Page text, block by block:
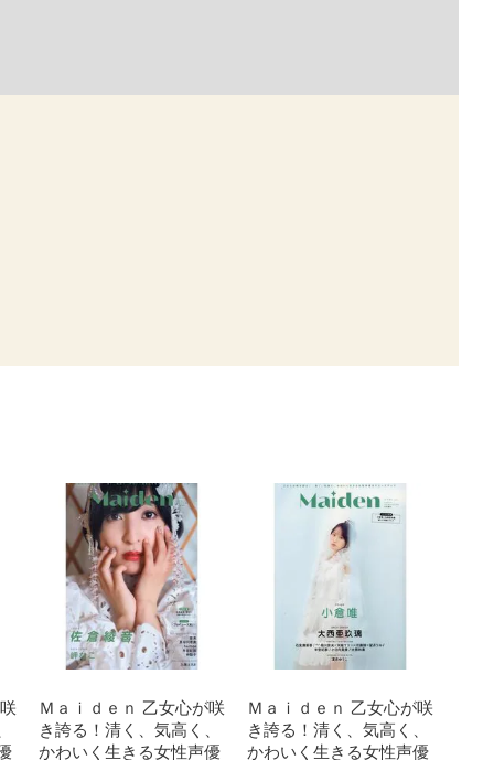
Ｍａｉｄｅｎ 乙女心が咲
き誇る！清く、気高く、
かわいく生きる女性声優
Ｍａｉｄｅｎ 乙女心が咲
き誇る！清く、気高く、
かわいく生きる女性声優